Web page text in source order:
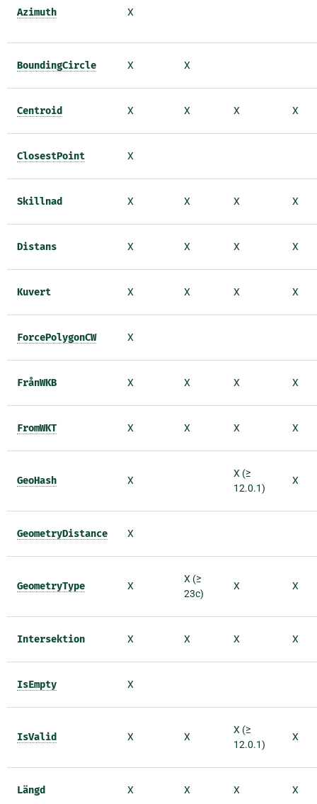
Azimuth X
BoundingCircle X X
Centroid X X X X
ClosestPoint X
Skillnad X X X X
Distans X X X X
Kuvert X X X X
ForcePolygonCW X
FrånWKB X X X X
FromWKT X X X X
GeoHash X
X (≥
12.0.1)
X
GeometryDistance X
GeometryType X
X (≥
23c)
X X
Intersektion X X X X
IsEmpty X
IsValid X X
X (≥
12.0.1)
X
Längd X X X X